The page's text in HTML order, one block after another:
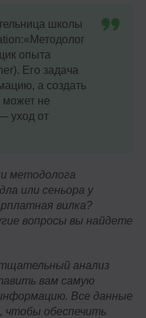
школы
опыта
Его задача
а создать
может не
уход от
методолога
или сеньора у
вилка?
вопросы вы найдете
анализ
вам самую
Все данные
обеспечить